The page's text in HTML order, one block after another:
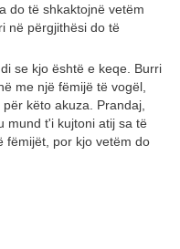
do të shkaktojnë vetëm
në përgjithësi do të
se kjo është e keqe. Burri
me një fëmijë të vogël,
këto akuza. Prandaj,
mund t'i kujtoni atij sa të
fëmijët, por kjo vetëm do